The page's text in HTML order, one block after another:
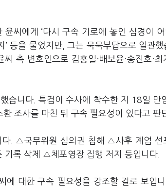
씨에게 ‘다시 구속 기로에 놓인 심경이 어
등을 물었지만, 그는 묵묵부답으로 일관했
측 변호인으로 김홍일·배보윤·송진호·최
습니다. 특검이 수사에 착수한 지 18일 만
조사를 마친 뒤 구속 필요성이 있다고 판
다. △국무위원 심의권 침해 △사후 계엄 선
록 삭제 △체포영장 집행 저지 등입니다.
에 대한 구속 필요성을 강조할 걸로 보입